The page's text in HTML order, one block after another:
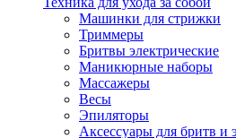
Машинки для стрижки
Триммеры
Бритвы электрические
Маникюрные наборы
Массажеры
Весы
Эпиляторы
Аксессуары для бритв и